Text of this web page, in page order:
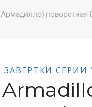
поворотная
СЕРИИ